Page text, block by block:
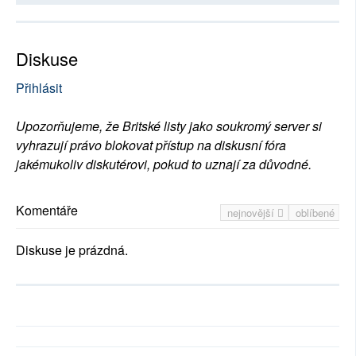
Diskuse
Přihlásit
Upozorňujeme, že Britské listy jako soukromý server si
vyhrazují právo blokovat přístup na diskusní fóra
jakémukoliv diskutérovi, pokud to uznají za důvodné.
nejnovější oblíbené
Komentáře
Diskuse je prázdná.